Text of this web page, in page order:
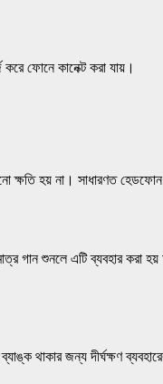
ফোনে কানেক্ট করা যায়।
ক্ষতি হয় না। সাধারণত
শুনলে এটি ব্যবহার করা হয়
থাকার জন্য দীর্ঘক্ষণ